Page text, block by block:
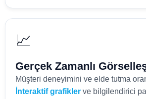
📈
Gerçek Zamanlı
Müşteri deneyimini ve elde tutma
İnteraktif grafikler ve bilgilendirici